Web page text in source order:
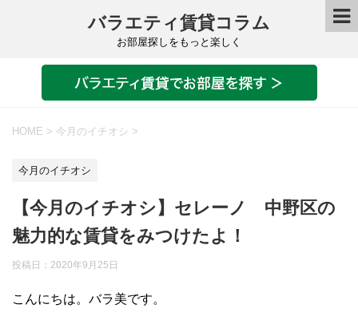
バラエティ賃貸コラム
お部屋探しをもっと楽しく
HOME > 今月のイチオシ >
今月のイチオシ
【今月のイチオシ】セレーノ 中野区の
魅力的な賃貸をみつけたよ！
投稿日： 2020年9月25日
こんにちは。バラ美です。